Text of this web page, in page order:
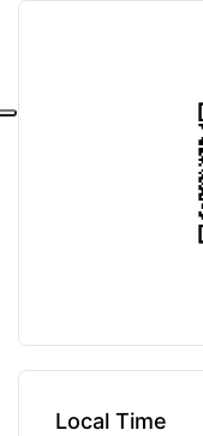
Local Time